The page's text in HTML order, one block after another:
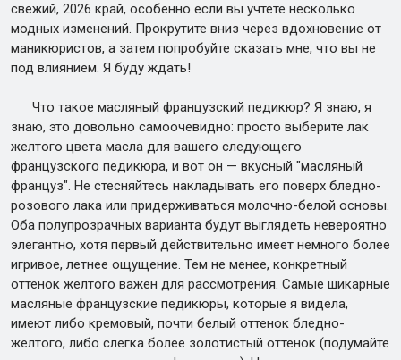
свежий, 2026 край, особенно если вы учтете несколько
модных изменений. Прокрутите вниз через вдохновение от
маникюристов, а затем попробуйте сказать мне, что вы не
под влиянием. Я буду ждать!
Что такое масляный французский педикюр? Я знаю, я
знаю, это довольно самоочевидно: просто выберите лак
желтого цвета масла для вашего следующего
французского педикюра, и вот он — вкусный "масляный
француз". Не стесняйтесь накладывать его поверх бледно-
розового лака или придерживаться молочно-белой основы.
Оба полупрозрачных варианта будут выглядеть невероятно
элегантно, хотя первый действительно имеет немного более
игривое, летнее ощущение. Тем не менее, конкретный
оттенок желтого важен для рассмотрения. Самые шикарные
масляные французские педикюры, которые я видела,
имеют либо кремовый, почти белый оттенок бледно-
желтого, либо слегка более золотистый оттенок (подумайте